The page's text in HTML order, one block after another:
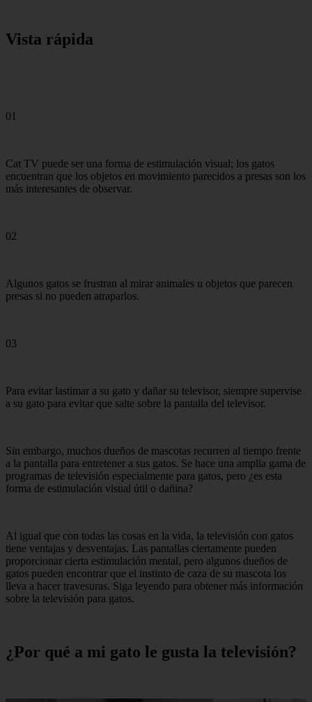
Vista rápida
01
Cat TV puede ser una forma de estimulación visual; los gatos
encuentran que los objetos en movimiento parecidos a presas son los
más interesantes de observar.
02
Algunos gatos se frustran al mirar animales u objetos que parecen
presas si no pueden atraparlos.
03
Para evitar lastimar a su gato y dañar su televisor, siempre supervise
a su gato para evitar que salte sobre la pantalla del televisor.
Sin embargo, muchos dueños de mascotas recurren al tiempo frente
a la pantalla para entretener a sus gatos. Se hace una amplia gama de
programas de televisión especialmente para gatos, pero ¿es esta
forma de estimulación visual útil o dañina?
Al igual que con todas las cosas en la vida, la televisión con gatos
tiene ventajas y desventajas. Las pantallas ciertamente pueden
proporcionar cierta estimulación mental, pero algunos dueños de
gatos pueden encontrar que el instinto de caza de su mascota los
lleva a hacer travesuras. Siga leyendo para obtener más información
sobre la televisión para gatos.
¿Por qué a mi gato le gusta la televisión?